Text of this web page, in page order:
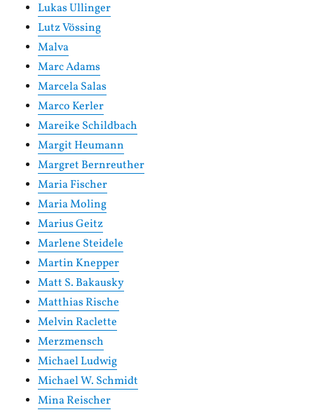
Lukas Ullinger
Lutz Vössing
Malva
Marc Adams
Marcela Salas
Marco Kerler
Mareike Schildbach
Margit Heumann
Margret Bernreuther
Maria Fischer
Maria Moling
Marius Geitz
Marlene Steidele
Martin Knepper
Matt S. Bakausky
Matthias Rische
Melvin Raclette
Merzmensch
Michael Ludwig
Michael W. Schmidt
Mina Reischer